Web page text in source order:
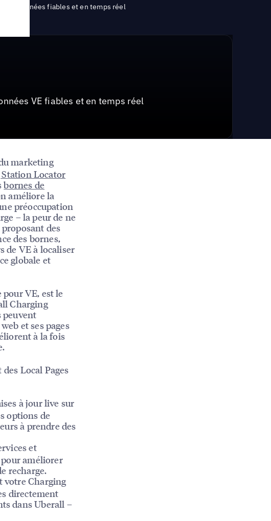
des données fiables et en temps réel
VE fiables et en temps réel
marketing
Locator
bornes de
améliore la
préoccupation
– la peur de ne
des
des bornes,
de VE à localiser
globale et
VE, est le
Charging
peuvent
et ses pages
à la fois
Local Pages
à jour live sur
options de
à prendre des
et
améliorer
recharge.
votre Charging
directement
dans Uberall –